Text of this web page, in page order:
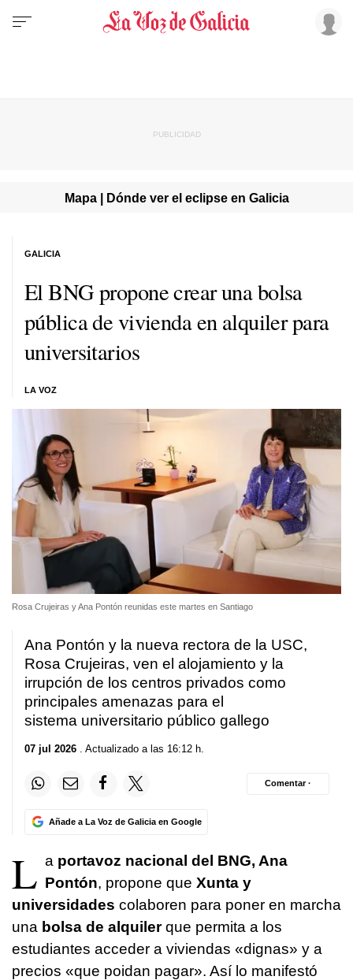
Mapa | Dónde ver el eclipse en Galicia
El BNG propone crear una bolsa
pública de vivienda en alquiler para
universitarios
LA VOZ
GALICIA
Rosa Crujeiras y Ana Pontón reunidas este martes en Santiago
Ana Pontón y la nueva rectora de la USC,
Rosa Crujeiras, ven el alojamiento y la
irrupción de los centros privados como
principales amenazas para el
sistema universitario público gallego
07 jul 2026 . Actualizado a las 16:12 h.
Añade a La Voz de Galicia en Google
Comentar ·
L a portavoz nacional del BNG, Ana
Pontón, propone que Xunta y
universidades colaboren para poner en marcha
una bolsa de alquilerque permita a los
estudiantes acceder a viviendas «dignas» y a
precios «que poidan pagar». Así lo manifestó